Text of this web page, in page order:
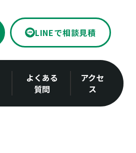
LINEで相談見積
よくある
質問
アクセ
ス